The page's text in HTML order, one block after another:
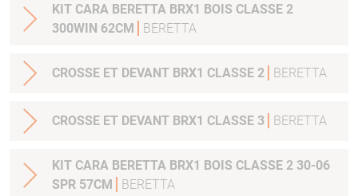
KIT CARA BERETTA BRX1 BOIS CLASSE 2
300WIN 62CM
BERETTA
CROSSE ET DEVANT BRX1 CLASSE 2 BERETTA
CROSSE ET DEVANT BRX1 CLASSE 3 BERETTA
KIT CARA BERETTA BRX1 BOIS CLASSE 2 30-06
SPR 57CM
BERETTA